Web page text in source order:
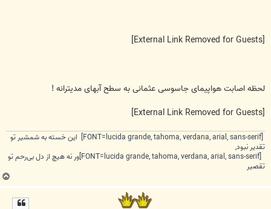
لحظه اصابت هواپیمای جاسوسی عثمانی به سطح آبهای مدیترانه !
[FONT=lucida grande, tahoma, verdana, arial, sans-serif] این خسته به شمشیر تو
تقدیر نبود,
[FONT=lucida grande, tahoma, verdana, arial, sans-serif]ور نه هیچ از دل بی‌رحم تو
تقصیر
ب
ا